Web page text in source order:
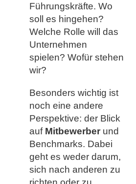
Führungskräfte. Wo
soll es hingehen?
Welche Rolle will das
Unternehmen
spielen? Wofür stehen
wir?
Besonders wichtig ist
noch eine andere
Perspektive: der Blick
auf Mitbewerber und
Benchmarks. Dabei
geht es weder darum,
sich nach anderen zu